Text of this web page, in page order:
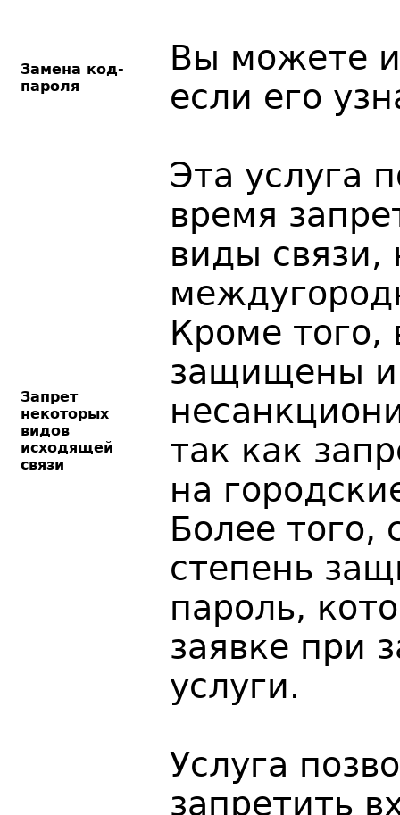
Замена код-
пароля
Вы можете
если его
Запрет
некоторых
видов
исходящей
связи
Эта услуга
время
виды связи,
Кроме того,
защищены и
так как
на
Более того,
степень
пароль,
заявке при
услуги.
Услуга
запретить